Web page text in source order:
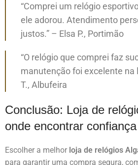
“Comprei um relógio
ele adorou. Atendimento
justos.” – Elsa P., Portimão
“O relógio que comprei faz
manutenção foi excelente na
T., Albufeira
Conclusão: Loja de
onde encontrar
Escolher a melhor loja de relógios
para garantir uma compra segura,